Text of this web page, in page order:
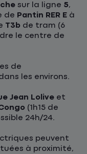
sur la ligne 5,
de Pantin RER E à
T3b de tram (6
le centre de
de
les environs.
Jean Lolive et
(1h15 de
24h/24.
peuvent
à proximité,